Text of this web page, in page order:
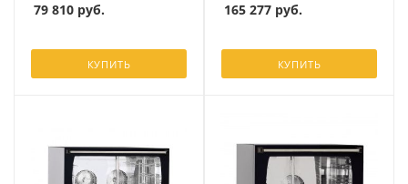
79 810 руб.
КУПИТЬ
165 277 руб.
КУПИТЬ